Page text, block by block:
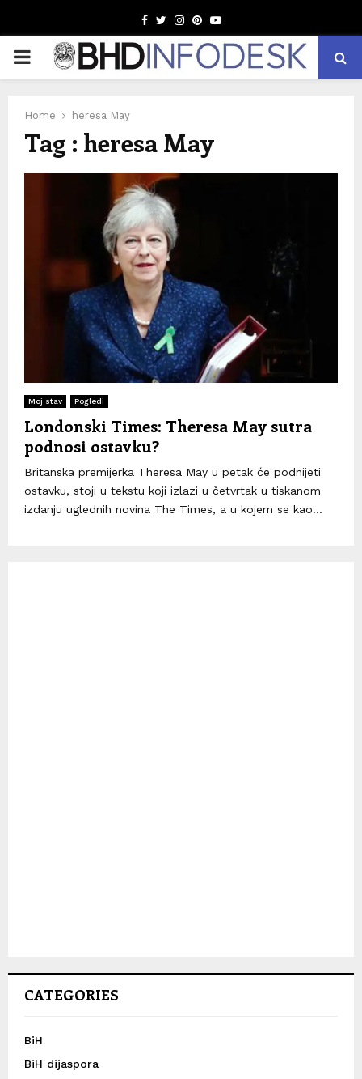
Facebook
TwitterInstagram
Pinterest
Youtube
PRIMARY
Home heresa May
Tag : heresa May
Moj stav Pogledi
Londonski Times: Theresa May sutra
podnosi ostavku?
Britanska premijerka Theresa May u petak će podnijeti
ostavku, stoji u tekstu koji izlazi u četvrtak u tiskanom
izdanju uglednih novina The Times, a u kojem se kao...
CATEGORIES
BiH
BiH dijaspora